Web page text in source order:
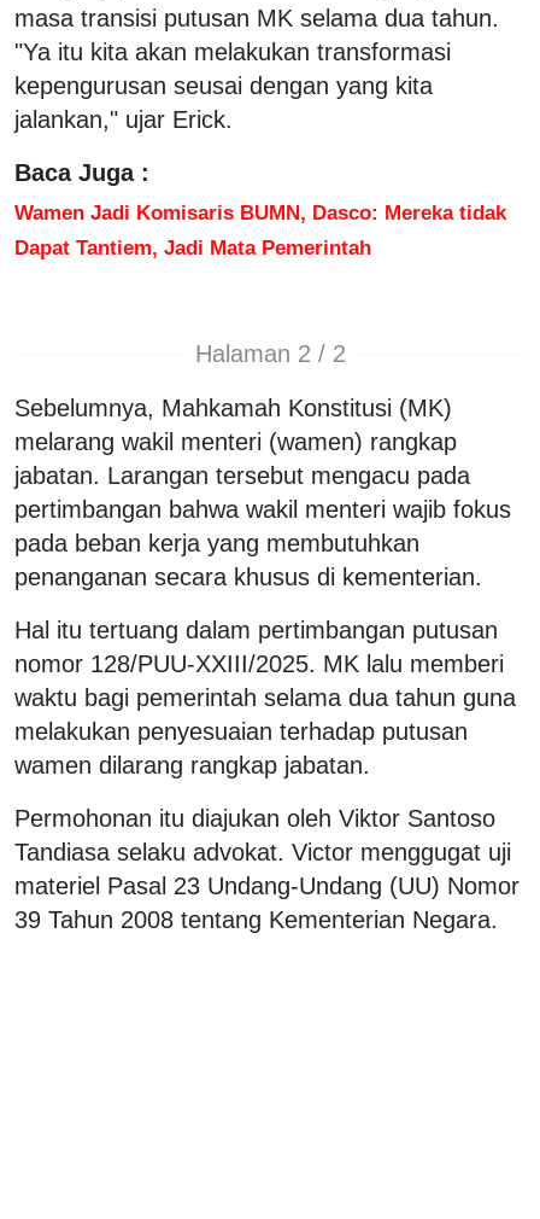
masa transisi putusan MK selama dua tahun.
"Ya itu kita akan melakukan transformasi
kepengurusan seusai dengan yang kita
jalankan," ujar Erick.
Baca Juga :
Wamen Jadi Komisaris BUMN, Dasco: Mereka tidak
Dapat Tantiem, Jadi Mata Pemerintah
Halaman 2 / 2
Sebelumnya, Mahkamah Konstitusi (MK)
melarang wakil menteri (wamen) rangkap
jabatan. Larangan tersebut mengacu pada
pertimbangan bahwa wakil menteri wajib fokus
pada beban kerja yang membutuhkan
penanganan secara khusus di kementerian.
Hal itu tertuang dalam pertimbangan putusan
nomor 128/PUU-XXIII/2025. MK lalu memberi
waktu bagi pemerintah selama dua tahun guna
melakukan penyesuaian terhadap putusan
wamen dilarang rangkap jabatan.
Permohonan itu diajukan oleh Viktor Santoso
Tandiasa selaku advokat. Victor menggugat uji
materiel Pasal 23 Undang-Undang (UU) Nomor
39 Tahun 2008 tentang Kementerian Negara.